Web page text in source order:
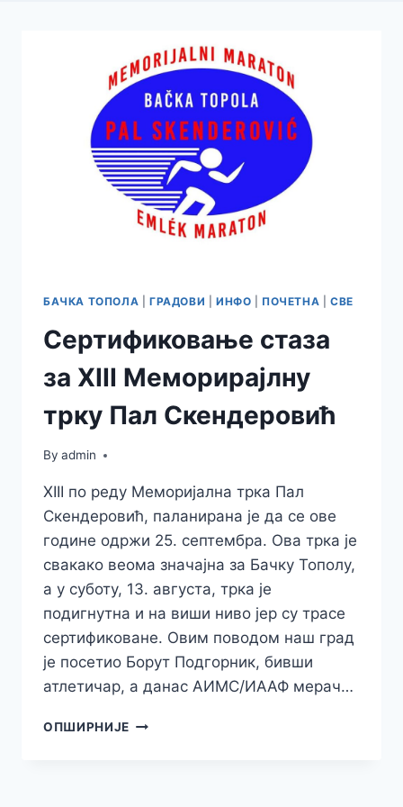
БАЧКА ТОПОЛА ГРАДОВИ ИНФО ПОЧЕТНА |СВЕ
Сертификовање стаза
за XIII Меморирајлну
трку Пал Скендеровић
By admin
XIII по реду Меморијална трка Пал
Скендеровић, паланирана је да се ове
године одржи 25. септембра. Ова трка је
свакако веома значајна за Бачку Тополу,
а у суботу, 13. августа, трка је
подигнутна и на виши ниво јер су трасе
сертификоване. Овим поводом наш град
је посетио Борут Подгорник, бивши
атлетичар, а данас АИМС/ИААФ мерач…
ОПШИРНИЈЕ СЕРТИФИКОВАЊЕ